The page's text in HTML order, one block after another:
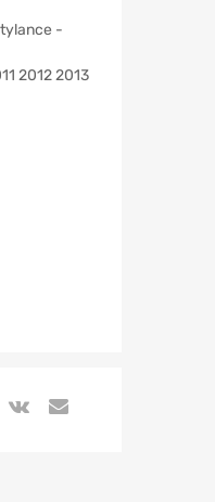
-
2012 2013